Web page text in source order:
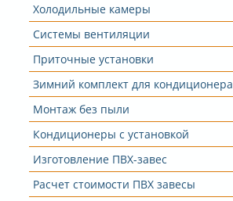
Холодильные камеры
Системы вентиляции
Приточные установки
Зимний комплект для кондиционера
Монтаж без пыли
Кондиционеры с установкой
Изготовление ПВХ-завес
Расчет стоимости ПВХ завесы